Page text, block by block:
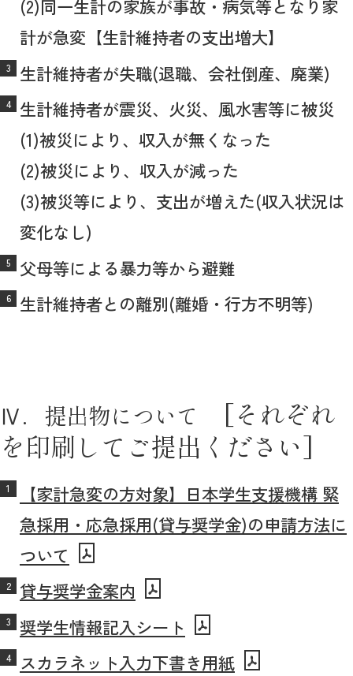
(2)同一生計の家族が事故・病気等となり家
計が急変【生計維持者の支出増大】
生計維持者が失職(退職、会社倒産、廃業)
生計維持者が震災、火災、風水害等に被災
(1)被災により、収入が無くなった
(2)被災により、収入が減った
(3)被災等により、支出が増えた(収入状況は
変化なし)
父母等による暴力等から避難
生計維持者との離別(離婚・行方不明等)
Ⅳ．提出物について
[それぞれ
を印刷してご提出ください]
【家計急変の方対象】日本学生支援機構 緊
急採用・応急採用(貸与奨学金)の申請方法に
ついて
貸与奨学金案内
奨学生情報記入シート
スカラネット入力下書き用紙